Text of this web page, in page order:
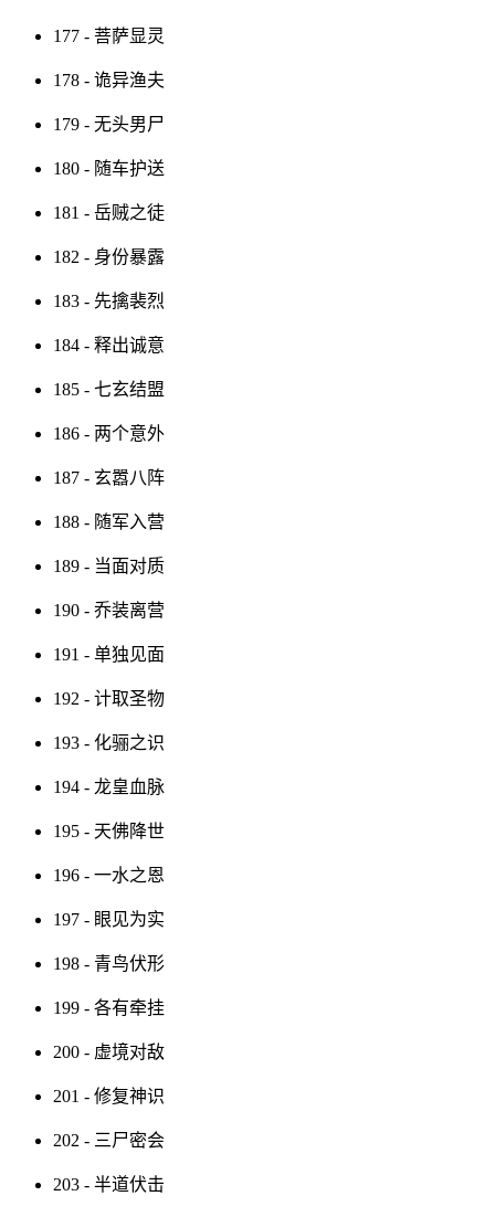
177 - 菩萨显灵
178 - 诡异渔夫
179 - 无头男尸
180 - 随车护送
181 - 岳贼之徒
182 - 身份暴露
183 - 先擒裴烈
184 - 释出诚意
185 - 七玄结盟
186 - 两个意外
187 - 玄嚣八阵
188 - 随军入营
189 - 当面对质
190 - 乔装离营
191 - 单独见面
192 - 计取圣物
193 - 化骊之识
194 - 龙皇血脉
195 - 天佛降世
196 - 一水之恩
197 - 眼见为实
198 - 青鸟伏形
199 - 各有牵挂
200 - 虚境对敌
201 - 修复神识
202 - 三尸密会
203 - 半道伏击